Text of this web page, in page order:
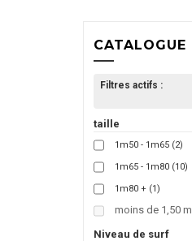
CATALOGUE
Filtres actifs :
taille
1m50 - 1m65 (2)
1m65 - 1m80 (10)
1m80 + (1)
moins de 1,50 m
Niveau de surf